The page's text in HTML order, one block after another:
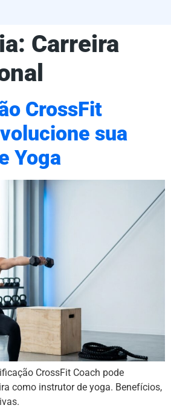
Carreira
CrossFit
sua
Yoga
CrossFit Coach pode
como instrutor de yoga. Benefícios,